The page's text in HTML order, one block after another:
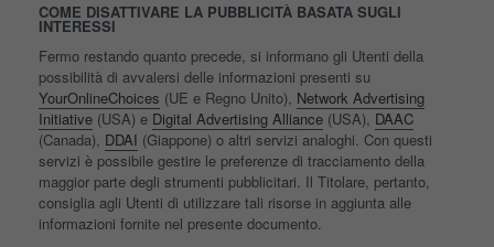
COME DISATTIVARE LA PUBBLICITÀ BASATA SUGLI
INTERESSI
Fermo restando quanto precede, si informano gli Utenti della
possibilità di avvalersi delle informazioni presenti su
YourOnlineChoices (UE e Regno Unito), Network Advertising
Initiative (USA) e Digital Advertising Alliance (USA), DAAC
(Canada), DDAI (Giappone) o altri servizi analoghi. Con questi
servizi è possibile gestire le preferenze di tracciamento della
maggior parte degli strumenti pubblicitari. Il Titolare, pertanto,
consiglia agli Utenti di utilizzare tali risorse in aggiunta alle
informazioni fornite nel presente documento.